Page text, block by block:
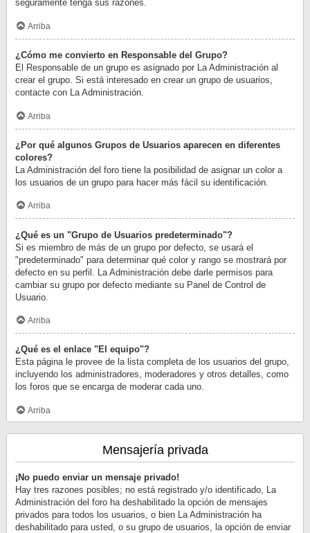
seguramente tenga sus razones.
Arriba
¿Cómo me convierto en Responsable del Grupo?
El Responsable de un grupo es asignado por La Administración al
crear el grupo. Si está interesado en crear un grupo de usuarios,
contacte con La Administración.
Arriba
¿Por qué algunos Grupos de Usuarios aparecen en diferentes
colores?
La Administración del foro tiene la posibilidad de asignar un color a
los usuarios de un grupo para hacer más fácil su identificación.
Arriba
¿Qué es un "Grupo de Usuarios predeterminado"?
Si es miembro de más de un grupo por defecto, se usará el
"predeterminado" para determinar qué color y rango se mostrará por
defecto en su perfil. La Administración debe darle permisos para
cambiar su grupo por defecto mediante su Panel de Control de
Usuario.
Arriba
¿Qué es el enlace "El equipo"?
Esta página le provee de la lista completa de los usuarios del grupo,
incluyendo los administradores, moderadores y otros detalles, como
los foros que se encarga de moderar cada uno.
Arriba
Mensajería privada
¡No puedo enviar un mensaje privado!
Hay tres razones posibles; no está registrado y/o identificado, La
Administración del foro ha deshabilitado la opción de mensajes
privados para todos los usuarios, o bien La Administración ha
deshabilitado para usted, o su grupo de usuarios, la opción de enviar